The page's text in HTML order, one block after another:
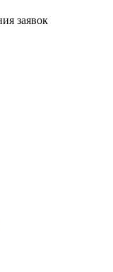
заявок